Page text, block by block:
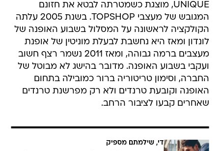
UNIQUE, מוצגת כשמטרתה לבטא את חזונם
המגובש של מעצבי TOPSHOP. בשנת 2005 עלתה
הקולקציה לראשונה על המסלול בשבוע האופנה של
לונדון ומאז היא נחשבת לבעלת מוניטין של אופנת
מעצבים ברמה גבוהה, ומאז 2011 נשמר רצף חשוב
ועקבי בשבוע האופנה. מדובר בהישג לא מבוטל של
החברה, וסימון טריטוריה ברור כמובילה בתחום
האופנה וקובעת טרנדים ולא רק מפרשנת טרנדים
שאחרים קבעו לציבור הרחב.
די, שילמתם מספיק